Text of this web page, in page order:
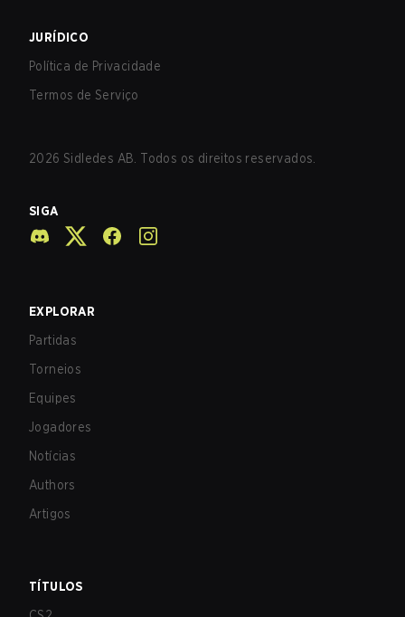
JURÍDICO
Política de Privacidade
Termos de Serviço
2026 Sidledes AB. Todos os direitos reservados.
SIGA
EXPLORAR
Partidas
Torneios
Equipes
Jogadores
Notícias
Authors
Artigos
TÍTULOS